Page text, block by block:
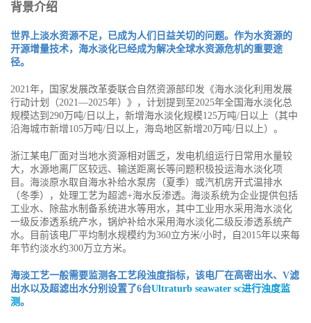
背景介绍
世界上淡水资源不足，已成为人们日益关切的问题。作为水资源的
开源增量技术，海水淡化已经成为解决全球水资源危机的重要途
径。
2021年，国家发展改革委联合自然资源部印发《海水淡化利用发展
行动计划（2021—2025年）》，计划提到至2025年全国海水淡化总
规模达到290万吨/日以上，新增海水淡化规模125万吨/日以上（其中
沿海城市新增105万吨/日以上，海岛地区新增20万吨/日以上）。
浙江某电厂面对当地水资源相对匮乏，发电机组运行日常用水量较
大，水源地离厂区较远、输送距离长等问题积极投运海水淡化项
目。海淡原水取自海水补给水泵房（夏季）或汽机房开式温排水
（冬季），处理工艺为超滤+海水反渗透。海淡系统为企业提供包括
工业水、除盐水制备系统进水等用水，其中工业用水采用海水淡化
一级反渗透系统产水，锅炉补给水采用海水淡化二级反渗透系统产
水。目前该电厂平均制水规模约为360立方米/小时，自2015年以来每
年节约淡水约300万立方米。
海淡工艺一般需要监测各工艺段浊度指标，该电厂在高密出水、V滤
出水以及超滤出水分别设置了6台Ultraturb seawater sc进行浊度监
测。